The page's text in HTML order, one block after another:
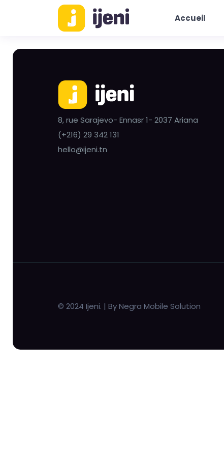
Accueil
8, rue Sarajevo- Ennasr 1- 2037 Ariana
(+216) 29 342 131
hello@ijeni.tn
© 2024 Ijeni. | By Negra Mobile Solution